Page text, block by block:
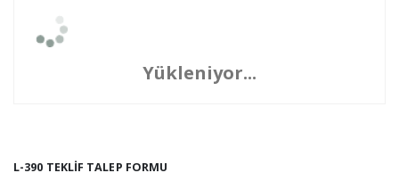
Yükleniyor...
L-390 TEKLIF TALEP FORMU